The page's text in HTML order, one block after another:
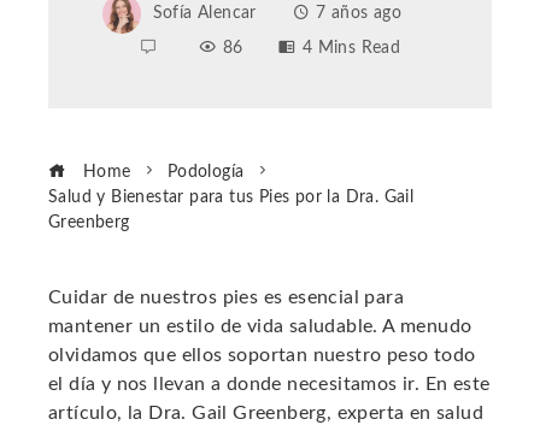
Sofía Alencar
7 años ago
86
4 Mins Read
Home
Podología
Salud y Bienestar para tus Pies por la Dra. Gail
Greenberg
Cuidar de nuestros pies es esencial para
mantener un estilo de vida saludable. A menudo
olvidamos que ellos soportan nuestro peso todo
el día y nos llevan a donde necesitamos ir. En este
artículo, la Dra. Gail Greenberg, experta en salud